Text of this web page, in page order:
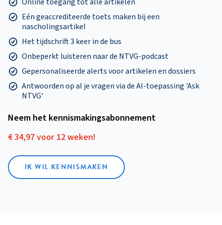
Eén geaccrediteerde toets maken bij een
nascholingsartikel
Het tijdschrift 3 keer in de bus
Onbeperkt luisteren naar de NTVG-podcast
Gepersonaliseerde alerts voor artikelen en dossiers
Antwoorden op al je vragen via de AI-toepassing 'Ask
NTVG'
Neem het kennismakings­abonnement
€ 34,97 voor 12 weken!
IK WIL KENNISMAKEN